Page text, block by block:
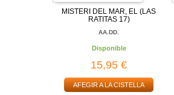
MISTERI DEL MAR, EL (LAS
RATITAS 17)
AA.DD.
Disponible
15,95 €
AFEGIR A LA CISTELLA